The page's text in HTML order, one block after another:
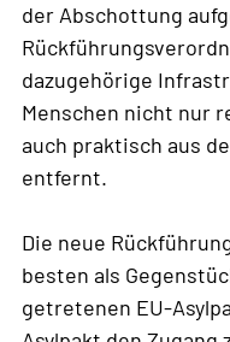
der Abschottung
dazugehörige
Menschen nicht nur
auch praktisch aus
entfernt.
Die neue
besten als
getretenen EU-